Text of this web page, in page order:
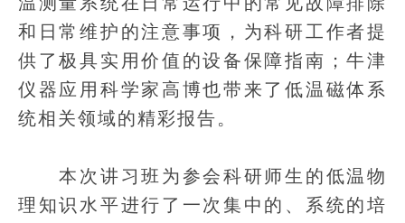
和日常维护的注意事项，为科研工作者提
供了极具实用价值的设备保障指南；牛津
仪器应用科学家高博也带来了低温磁体系
统相关领域的精彩报告。
本次讲习班为参会科研师生的低温物
理知识水平进行了一次集中的、系统的培